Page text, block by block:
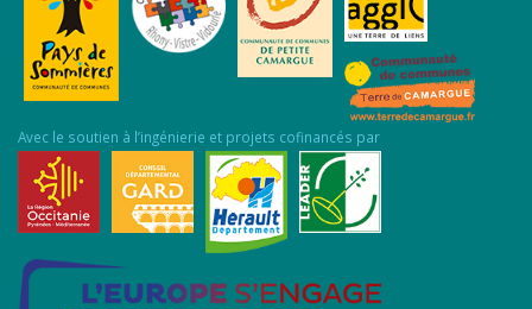
Avec le soutien à l’ingénierie et projets cofinancés par